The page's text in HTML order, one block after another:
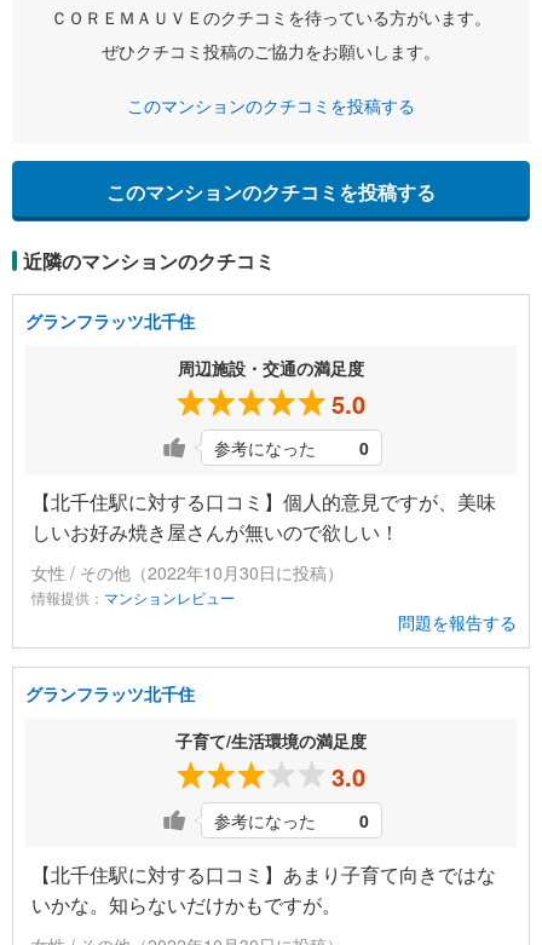
ＣＯＲＥＭＡＵＶＥのクチコミを待っている方がいます。
ぜひクチコミ投稿のご協力をお願いします。
このマンションのクチコミを投稿する
このマンションのクチコミを投稿する
近隣のマンションのクチコミ
グランフラッツ北千住
周辺施設・交通の満足度
5.0
参考になった 0
【北千住駅に対する口コミ】個人的意見ですが、美味
しいお好み焼き屋さんが無いので欲しい！
女性 / その他（2022年10月30日に投稿）
情報提供： マンションレビュー
問題を報告する
グランフラッツ北千住
子育て/生活環境の満足度
3.0
参考になった 0
【北千住駅に対する口コミ】あまり子育て向きではな
いかな。知らないだけかもですが。